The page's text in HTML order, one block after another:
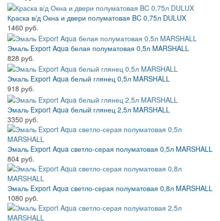
Краска в/д Окна и двери полуматовая BC 0,75л DULUX
1460 руб.
Эмаль Export Aqua белая полуматовая 0,5л MARSHALL
828 руб.
Эмаль Export Aqua белый глянец 0,5л MARSHALL
918 руб.
Эмаль Export Aqua белый глянец 2,5л MARSHALL
3350 руб.
Эмаль Export Aqua светло-серая полуматовая 0,5л MARSHALL
804 руб.
Эмаль Export Aqua светло-серая полуматовая 0,8л MARSHALL
1080 руб.